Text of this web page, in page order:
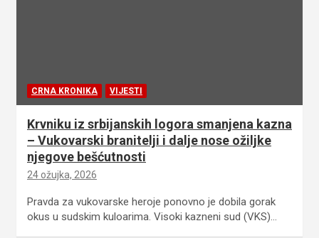
CRNA KRONIKA VIJESTI
Krvniku iz srbijanskih logora smanjena kazna
– Vukovarski branitelji i dalje nose ožiljke
njegove bešćutnosti
24 ožujka, 2026
Pravda za vukovarske heroje ponovno je dobila gorak
okus u sudskim kuloarima. Visoki kazneni sud (VKS)…